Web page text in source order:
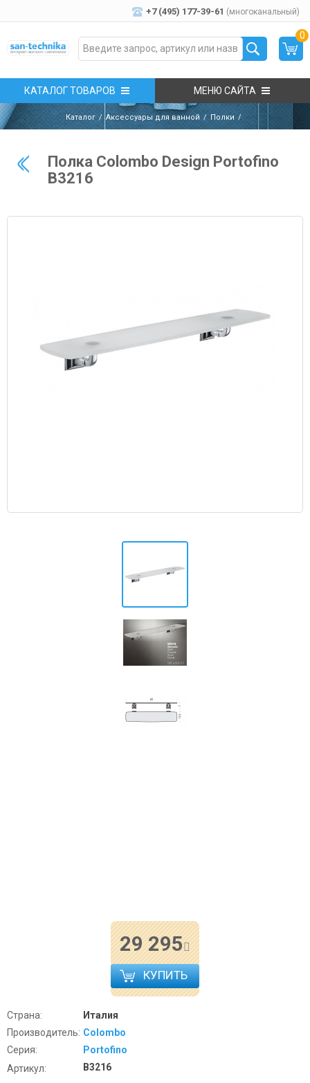
+7 (495) 177-39-61 (многоканальный)
0
КАТАЛОГ ТОВАРОВ МЕНЮ САЙТА
Каталог Аксессуары для ванной Полки
Полка Colombo Design Portofino
B3216
29 295
КУПИТЬ
Страна:
Италия
Производитель: Colombo
Серия:
Portofino
Артикул:
B3216